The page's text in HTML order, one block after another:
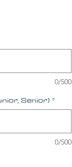
0/500
Senior) *
0/500